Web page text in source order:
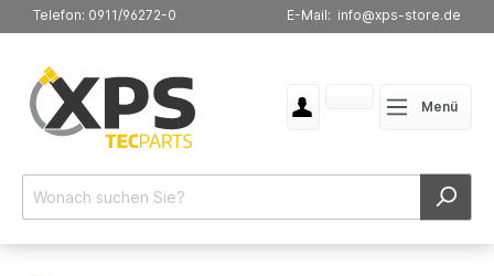
Telefon: 0911/96272-0 E-Mail: info@xps-store.de
Menü